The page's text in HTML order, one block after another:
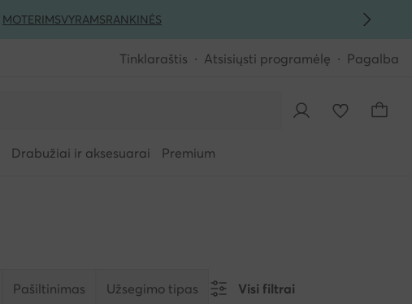
MOTERIMSVYRAMSRANKINĖS
Tinklaraštis Atsisiųsti programėlę Pagalba
Drabužiai ir aksesuarai Premium
Pašiltinimas Užsegimo tipas Visi filtrai